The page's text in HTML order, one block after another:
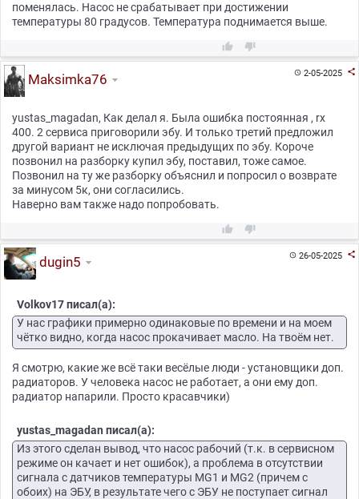
поменялась. Насос не срабатывает при достижении
температуры 80 градусов. Температура поднимается выше.
 
2-05-2025 
Maksimka76
yustas_magadan, Как делал я. Была ошибка постоянная , rx
400. 2 сервиса приговорили эбу. И только третий предложил
другой вариант не исключая предыдущих по эбу. Короче
позвонил на разборку купил эбу, поставил, тоже самое.
Позвонил на ту же разборку объяснил и попросил о возврате
за минусом 5к, они согласились.
Наверно вам также надо попробовать.
 
26-05-2025 
dugin5
Volkov17 писал(а):
У нас графики примерно одинаковые по времени и на моем
чётко видно, когда насос прокачивает масло. На твоём нет.
Я смотрю, какие же всё таки весёлые люди - установщики доп.
радиаторов. У человека насос не работает, а они ему доп.
радиатор напарили. Просто красавчики)
yustas_magadan писал(а):
Из этого сделан вывод, что насос рабочий (т.к. в сервисном
режиме он качает и нет ошибок), а проблема в отсутствии
сигнала с датчиков температуры MG1 и MG2 (причем с
обоих) на ЭБУ, в результате чего с ЭБУ не поступает сигнал